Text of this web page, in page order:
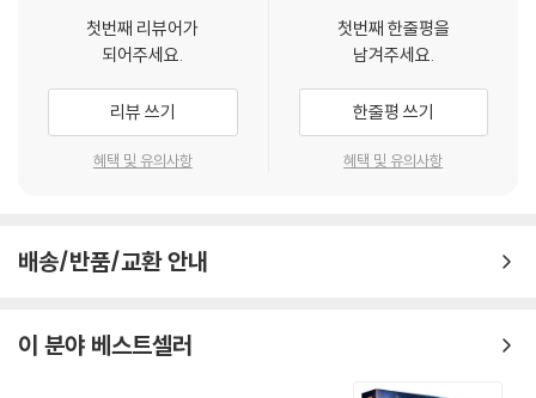
첫번째 리뷰어가
되어주세요.
리뷰 쓰기
혜택 및 유의사항
첫번째 한줄평을
남겨주세요.
한줄평 쓰기
혜택 및 유의사항
배송/반품/교환 안내
이 분야 베스트셀러